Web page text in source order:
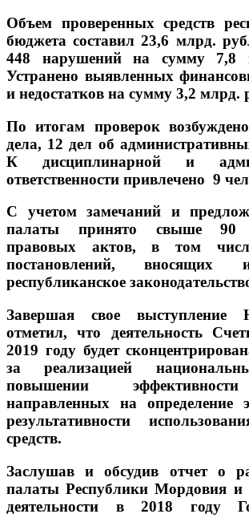
Объем проверенных средств
бюджета составил 23,6 млрд.
448 нарушений на сумму 7,8
Устранено выявленных
и недостатков на сумму 3,2 млрд.
По итогам проверок
дела, 12 дел об
К дисциплинарной и
ответственности привлечено 9
С учетом замечаний и
палаты принято свыше 90
правовых актов, в том
постановлений, вносящих
республиканское
Завершая свое выступление
отметил, что деятельность
2019 году будет
за реализацией
повышении
направленных на определение
результативности
средств.
Заслушав и обсудив отчет о
палаты Республики Мордовия и
деятельности в 2018 году